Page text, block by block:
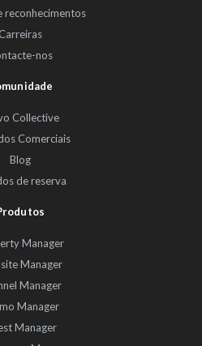
reconhecimentos
Carreiras
nos
Collective
Comerciais
Blog
de reserva
Manager
Manager
Manager
Manager
Manager